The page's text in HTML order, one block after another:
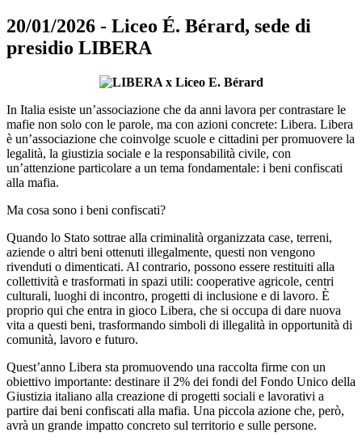
20/01/2026 - Liceo É. Bérard, sede di
presidio LIBERA
In Italia esiste un’associazione che da anni lavora per contrastare le
mafie non solo con le parole, ma con azioni concrete: Libera. Libera
è un’associazione che coinvolge scuole e cittadini per promuovere la
legalità, la giustizia sociale e la responsabilità civile, con
un’attenzione particolare a un tema fondamentale: i beni confiscati
alla mafia.
Ma cosa sono i beni confiscati?
Quando lo Stato sottrae alla criminalità organizzata case, terreni,
aziende o altri beni ottenuti illegalmente, questi non vengono
rivenduti o dimenticati. Al contrario, possono essere restituiti alla
collettività e trasformati in spazi utili: cooperative agricole, centri
culturali, luoghi di incontro, progetti di inclusione e di lavoro. È
proprio qui che entra in gioco Libera, che si occupa di dare nuova
vita a questi beni, trasformando simboli di illegalità in opportunità di
comunità, lavoro e futuro.
Quest’anno Libera sta promuovendo una raccolta firme con un
obiettivo importante: destinare il 2% dei fondi del Fondo Unico della
Giustizia italiano alla creazione di progetti sociali e lavorativi a
partire dai beni confiscati alla mafia. Una piccola azione che, però,
avrà un grande impatto concreto sul territorio e sulle persone.